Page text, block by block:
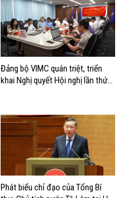
Đảng bộ VIMC quán triệt, triển
khai Nghị quyết Hội nghị lần thứ
Phát biểu chỉ đạo của Tổng Bí